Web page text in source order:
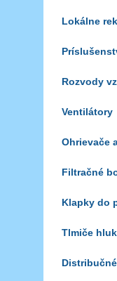
Lokálne
Rozvody
Ventilátory
Ohrievače
Filtračné
Klapky do
Tlmiče